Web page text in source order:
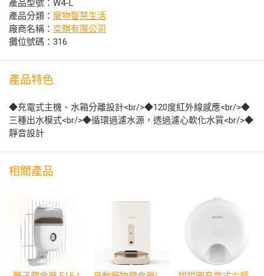
產品型號：W4-L
產品分類： 寵物智慧生活
廠商名稱： 奕騏有限公司
攤位號碼：316
產品特色
◆充電式主機、水箱分離設計<br/>◆120度紅外線感應<br/>◆
三種出水模式<br/>◆循環過濾水源，透過濾心軟化水質<br/>◆
靜音設計
相關產品